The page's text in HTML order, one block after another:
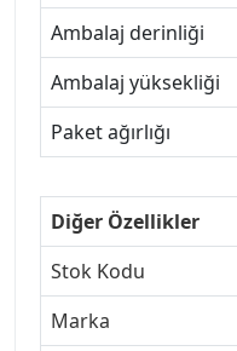
Ambalaj derinliği
Ambalaj yüksekliği
Paket ağırlığı
Diğer Özellikler
Stok Kodu
Marka